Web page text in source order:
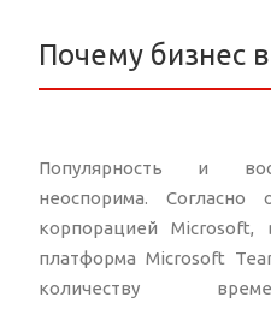
Почему бизнес
Популярность и
неоспорима. Согласно
корпорацией
платформа Microsoft
количеству